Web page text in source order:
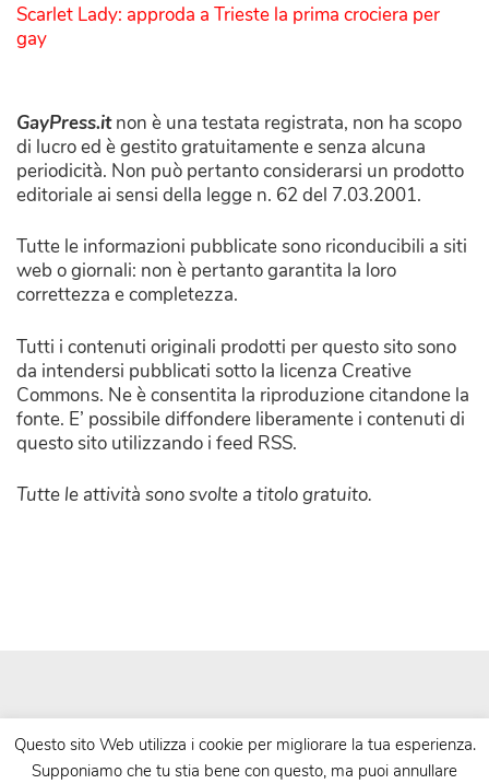
Scarlet Lady: approda a Trieste la prima crociera per
gay
GayPress.itnon è una testata registrata, non ha scopo
di lucro ed è gestito gratuitamente e senza alcuna
periodicità. Non può pertanto considerarsi un prodotto
editoriale ai sensi della legge n. 62 del 7.03.2001.
Tutte le informazioni pubblicate sono riconducibili a siti
web o giornali: non è pertanto garantita la loro
correttezza e completezza.
Tutti i contenuti originali prodotti per questo sito sono
da intendersi pubblicati sotto la licenza Creative
Commons. Ne è consentita la riproduzione citandone la
fonte. E’ possibile diffondere liberamente i contenuti di
questo sito utilizzando i feed RSS.
Tutte le attività sono svolte a titolo gratuito.
Questo sito Web utilizza i cookie per migliorare la tua esperienza.
Supponiamo che tu stia bene con questo, ma puoi annullare